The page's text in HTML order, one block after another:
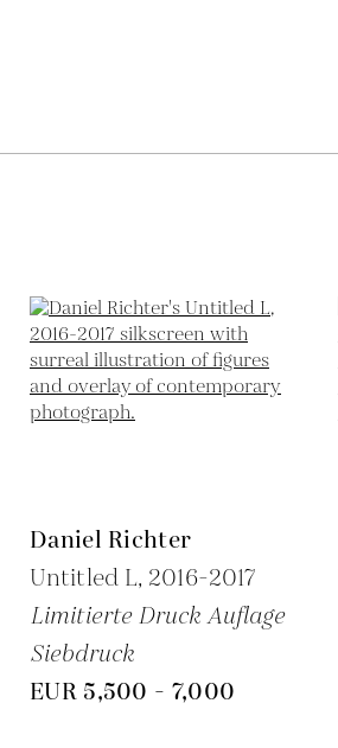
Daniel Richter
Untitled L, 2016-2017
Limitierte Druck Auflage
Siebdruck
EUR 5,500 - 7,000